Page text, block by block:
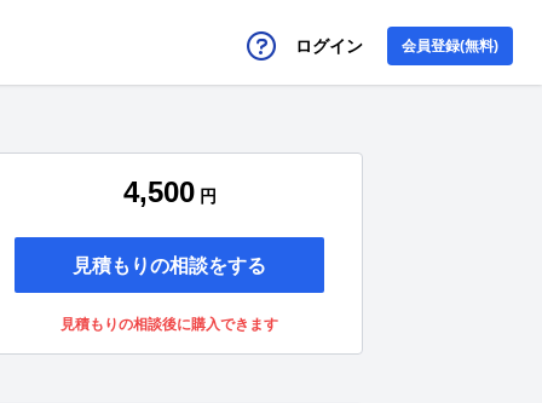
ログイン 会員登録(無料)
4,500 円
見積もりの相談をする
見積もりの相談後に購入できます